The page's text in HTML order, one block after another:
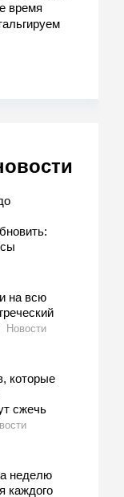
время
на всю
Новости
которые
сжечь
неделю
каждого